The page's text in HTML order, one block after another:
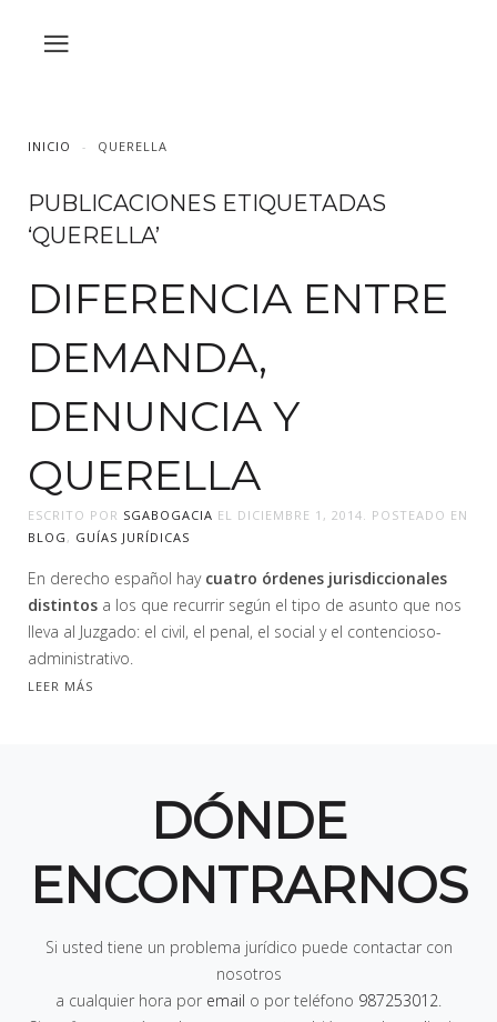
INICIO QUERELLA
PUBLICACIONES ETIQUETADAS
‘QUERELLA’
DIFERENCIA ENTRE
DEMANDA,
DENUNCIA Y
QUERELLA
ESCRITO POR SGABOGACIA EL DICIEMBRE 1, 2014. POSTEADO EN
BLOG , GUÍAS JURÍDICAS
En derecho español hay cuatro órdenes jurisdiccionales
distintos a los que recurrir según el tipo de asunto que nos
lleva al Juzgado: el civil, el penal, el social y el contencioso-
administrativo.
LEER MÁS
DÓNDE
ENCONTRARNOS
Si usted tiene un problema jurídico puede contactar con
nosotros
a cualquier hora por email o por teléfono 987253012.